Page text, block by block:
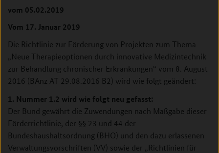
vom 05.02.2019
Vom 17. Januar 2019
Die Richtlinie zur Förderung von Projekten zum Thema
„Neue Therapieoptionen durch innovative Medizintechnik
zur Behandlung chronischer Erkrankungen“ vom 8. August
2016 (BAnz AT 29.08.2016 B2) wird wie folgt geändert:
1. Nummer 1.2 wird wie folgt neu gefasst:
Der Bund gewährt die Zuwendungen nach Maßgabe dieser
Förderrichtlinie, der §§ 23 und 44 der
Bundeshaushaltsordnung (BHO) und den dazu erlassenen
Verwaltungsvorschriften (VV) sowie der „Richtlinien für